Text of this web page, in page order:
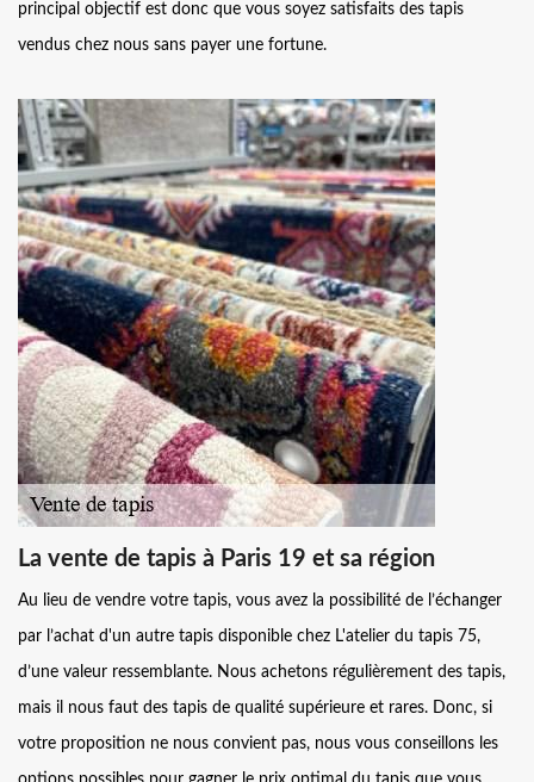
principal objectif est donc que vous soyez satisfaits des tapis
vendus chez nous sans payer une fortune.
La vente de tapis à Paris 19 et sa région
Au lieu de vendre votre tapis, vous avez la possibilité de l’échanger
par l’achat d'un autre tapis disponible chez L'atelier du tapis 75,
d’une valeur ressemblante. Nous achetons régulièrement des tapis,
mais il nous faut des tapis de qualité supérieure et rares. Donc, si
votre proposition ne nous convient pas, nous vous conseillons les